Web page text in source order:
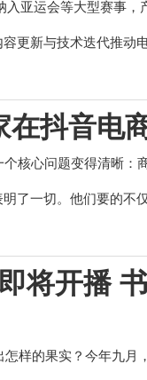
入亚运会等大型赛事
更新与技术迭代推动
在抖音电
核心问题变得清晰
了一切。他们要的不
将开播
样的果实？今年九